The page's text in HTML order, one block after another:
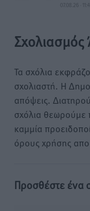
07.08.26 ·
Τα σχόλια
σχολιαστή. Η
απόψεις.
σχόλια θεωρούμε
καμμία
όρους χρήσης
Προσθέστε ένα